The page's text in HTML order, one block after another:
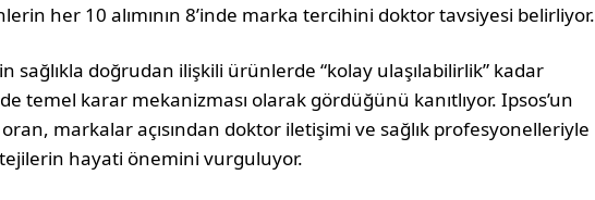
her 10 alımının 8’inde marka tercihini doktor tavsiyesi belirliyor.
sağlıkla doğrudan ilişkili ürünlerde “kolay ulaşılabilirlik” kadar
temel karar mekanizması olarak gördüğünü kanıtlıyor. Ipsos’un
markalar açısından doktor iletişimi ve sağlık profesyonelleriyle
hayati önemini vurguluyor.